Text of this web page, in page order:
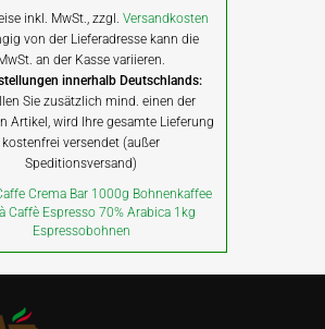
inkl. MwSt., zzgl.Versandkosten
von der Lieferadresse kann die
an der Kasse variieren.
innerhalb Deutschlands:
Sie zusätzlich mind. einen der
Artikel, wird Ihre gesamte Lieferung
kostenfrei versendet (außer
Speditionsversand)
Crema Bar 1000g Bohnenkaffee
Caffè Espresso 70% Arabica 1kg
Espressobohnen